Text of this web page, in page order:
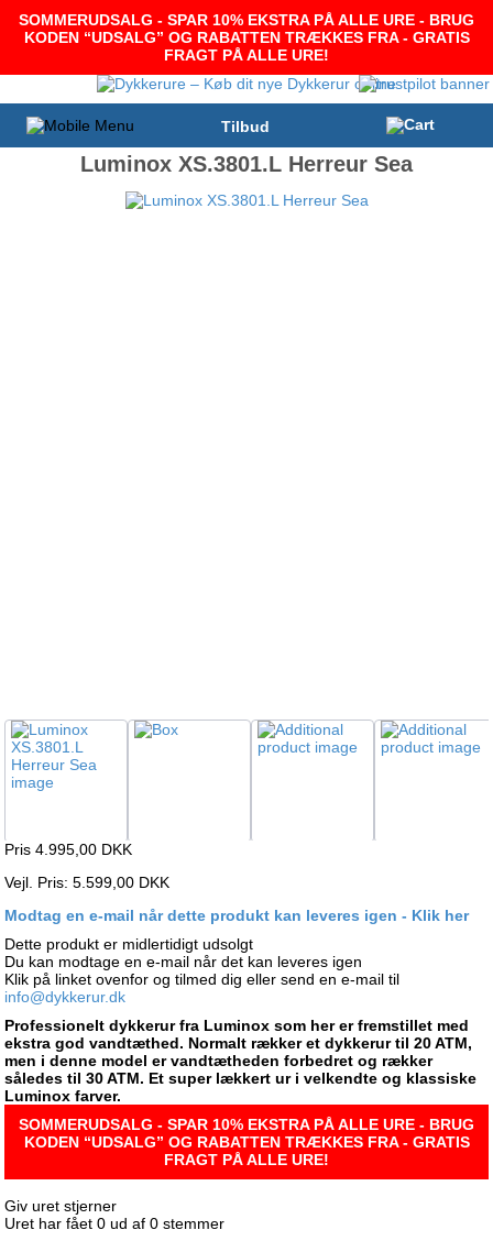
SOMMERUDSALG - SPAR 10% EKSTRA PÅ ALLE URE - BRUG
KODEN “UDSALG” OG RABATTEN TRÆKKES FRA - GRATIS
FRAGT PÅ ALLE URE!
Tilbud
Luminox XS.3801.L Herreur Sea
Pris 4.995,00 DKK
Vejl. Pris: 5.599,00 DKK
Modtag en e-mail når dette produkt kan leveres igen - Klik her
Dette produkt er midlertidigt udsolgt
Du kan modtage en e-mail når det kan leveres igen
Klik på linket ovenfor og tilmed dig eller send en e-mail til
info@dykkerur.dk
Professionelt dykkerur fra Luminox som her er fremstillet med
ekstra god vandtæthed. Normalt rækker et dykkerur til 20 ATM,
men i denne model er vandtætheden forbedret og rækker
således til 30 ATM. Et super lækkert ur i velkendte og klassiske
Luminox farver.
SOMMERUDSALG - SPAR 10% EKSTRA PÅ ALLE URE - BRUG
KODEN “UDSALG” OG RABATTEN TRÆKKES FRA - GRATIS
FRAGT PÅ ALLE URE!
Giv uret stjerner
Uret har fået 0 ud af 0 stemmer